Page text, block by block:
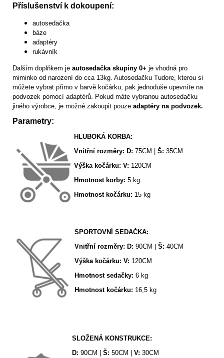
Příslušenství k dokoupení:
autosedačka
báze
adaptéry
rukávník
Dalším doplňkem je autosedačka skupiny 0+ je vhodná pro
miminko od narození do cca 13kg. Autosedačku Tudore, kterou si
můžete vybrat přímo v barvě kočárku, pak jednoduše upevníte na
podvozek pomocí adaptérů. Pokud máte vybranou autosedačku
jiného výrobce, je možné zakoupit pouze adaptéry na podvozek.
Parametry:
HLUBOKÁ KORBA:
Vnitřní rozměry: D: 75CM | Š: 35CM
Výška kočárku: V: 120CM
Hmotnost korby: 5 kg
Hmotnost kočárku: 15 kg
SPORTOVNÍ SEDAČKA:
Vnitřní rozměry: D: 90CM | Š: 40CM
Výška kočárku: V: 120CM
Hmotnost sedačky: 6 kg
Hmotnost kočárku: 16,5 kg
SLOŽENÁ KONSTRUKCE:
D: 90CM | Š: 50CM | V: 30CM